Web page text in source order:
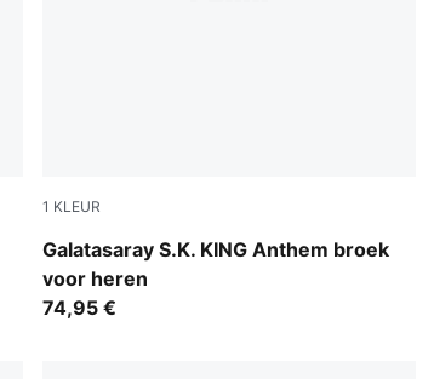
1 KLEUR
Galatasaray S.K. KING Anthem broek
voor heren
Flat Dark Gray-Summer Sunset
74,95 €